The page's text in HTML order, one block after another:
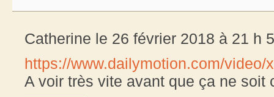
Catherine le 26 février 2018 à 21 h
https://www.dailymotion.com/video/
A voir très vite avant que ça ne soit